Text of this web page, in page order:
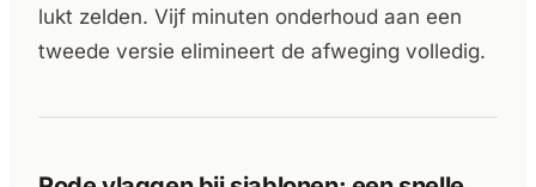
lukt zelden. Vijf minuten onderhoud aan een
tweede versie elimineert de afweging volledig.